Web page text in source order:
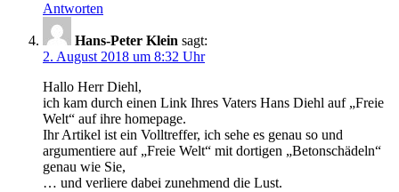
Antworten
Hans-Peter Klein sagt:
2. August 2018 um 8:32 Uhr
Hallo Herr Diehl,
ich kam durch einen Link Ihres Vaters Hans Diehl auf „Freie
Welt“ auf ihre homepage.
Ihr Artikel ist ein Volltreffer, ich sehe es genau so und
argumentiere auf „Freie Welt“ mit dortigen „Betonschädeln“
genau wie Sie,
… und verliere dabei zunehmend die Lust.